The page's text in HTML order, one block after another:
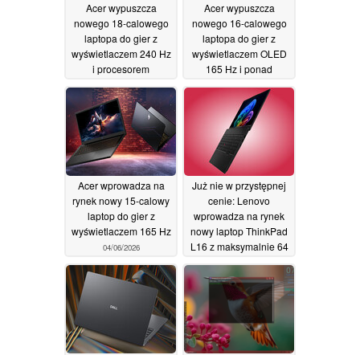
Acer wypuszcza
nowego 18-calowego
laptopa do gier z
wyświetlaczem 240 Hz
i procesorem
graficznym RTX 5080
04/06/2026
Acer wypuszcza
nowego 16-calowego
laptopa do gier z
wyświetlaczem OLED
165 Hz i ponad
dwukrotnie dłuższą
żywotnością baterii niż
starszy model04/06/2026
Acer wprowadza na
rynek nowy 15-calowy
laptop do gier z
wyświetlaczem 165 Hz
04/06/2026
Już nie w przystępnej
cenie: Lenovo
wprowadza na rynek
nowy laptop ThinkPad
L16 z maksymalnie 64
GB pamięci RAM i
procesorami AMD
04/06/2026